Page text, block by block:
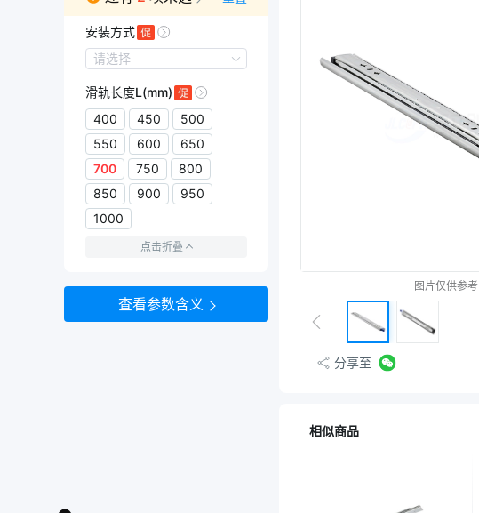
安装方式
安装方式
左侧安装
请选择
滑轨长度L(mm)
400
450
500
550
600
650
700
750
800
850
900
950
1000
点击折叠
查看参数含义
图片仅供参考
分享至
相似商品